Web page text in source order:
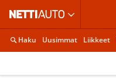
Haku Uusimmat Liikkeet